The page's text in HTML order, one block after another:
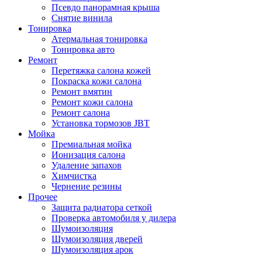
Псевдо панорамная крыша
Снятие винила
Тонировка
Атермальная тонировка
Тонировка авто
Ремонт
Перетяжка салона кожей
Покраска кожи салона
Ремонт вмятин
Ремонт кожи салона
Ремонт салона
Установка тормозов JBT
Мойка
Премиальная мойка
Ионизация салона
Удаление запахов
Химчистка
Чернение резины
Прочее
Защита радиатора сеткой
Проверка автомобиля у дилера
Шумоизоляция
Шумоизоляция дверей
Шумоизоляция арок